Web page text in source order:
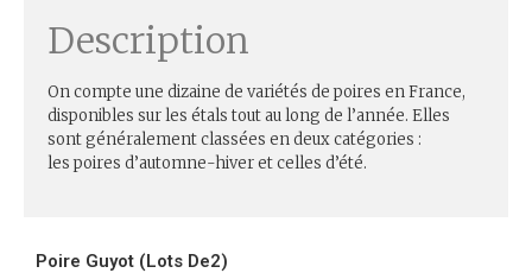
Description
On compte une dizaine de variétés de poires en France,
disponibles sur les étals tout au long de l’année. Elles
sont généralement classées en deux catégories :
les poires d’automne-hiver et celles d’été.
Poire Guyot (Lots De2)